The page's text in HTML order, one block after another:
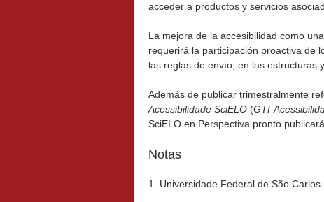
acceder a productos y servicios
La mejora de la accesibilidad como
requerirá la participación proactiva de
las reglas de envío, en las estructuras
Además de publicar trimestralmente
Acessibilidade SciELO (GTI-
SciELO en Perspectiva pronto
Notas
1. Universidade Federal de São Carlos